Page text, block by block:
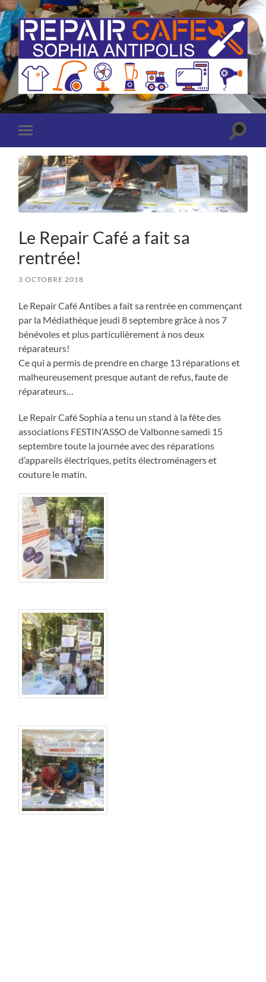
Repair
Café
Sophia
mobile
menu
Toggle
field
Le Repair Café a fait sa
rentrée!
3 OCTOBRE 2018
Le Repair Café Antibes a fait sa rentrée en commençant
par la Médiathèque jeudi 8 septembre grâce à nos 7
bénévoles et plus particulièrement à nos deux
réparateurs!
Ce qui a permis de prendre en charge 13 réparations et
malheureusement presque autant de refus, faute de
réparateurs…
Le Repair Café Sophia a tenu un stand à la fête des
associations FESTIN’ASSO de Valbonne samedi 15
septembre toute la journée avec des réparations
d’appareils électriques, petits électroménagers et
couture le matin.